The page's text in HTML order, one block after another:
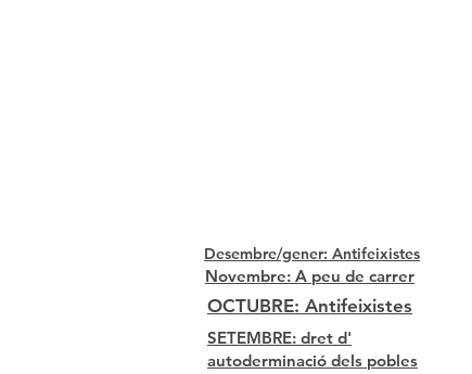
Desembre/gener: Antifeixistes
Novembre: A peu de carrer
OCTUBRE: Antifeixistes
SETEMBRE: dret d'
autoderminació dels pobles